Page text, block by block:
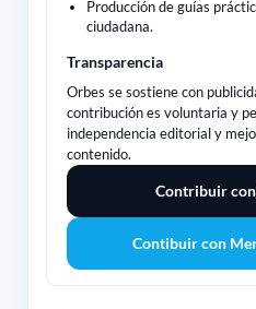
Producción de guías
ciudadana.
Transparencia
Orbes se sostiene con
contribución es voluntaria y
independencia editorial y
contenido.
Contribuir con
Contibuir con